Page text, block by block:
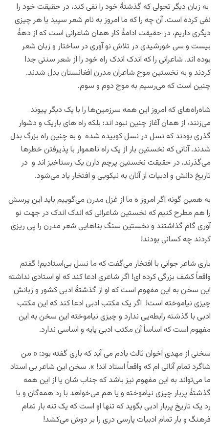
به زبان دیگر تحولی که گذشتۀ خود را نفی کند، در حقیقت خود را
نفی کرده است. آن چه را که ما امروز به نام شعر سپید یا هر چیزی
دیگری داریم، در حقیقت ادامۀ کار همان شاعرانی است که از دهۀ
بیست و سی خورشیدی در تلاش نو آوری در ساختار و زبان شعر
بوده اند. شاعرانی را که اندک اندک راه خود را از شعر سنتی جدا
کردند و به نخستین موج شاعران مدرن افغانستان بدل شدند.
چنین است که می‌رسیم به موج دوم و سوم.
شاه‌راه‌های که امروز این همه سرزمین‌ها را با یک دیگر پیوند
می‌زنند، از همان آغاز چنین نبود اند؛ بلکه راه های باریک و دشوار
گذری بودند که نسل در نسل کوبیده شده و به چنین راه بزرگ بدل
شدند. آنانی که نخستین بار از یک راه ناهموار با پذیرفتن خطرها
می‌گذرند، در حقیقت نخستین پرچم دارن یک رستاخیز اند و در
تاریخ دانش و ادبیات از آنان به نیکویی و افتخار یاد می‌شود.
به همین گونه اگر امروز ه ما از غزل مدرن می‌گوییم باید این پرسش
را هم مطرح کنیم که نخستین شاعرانی که اندک اندک در جهت نو
آوری گام گذاشتند و نخستین سنگ بناهایی شعر مدرن را پی ریزی
کردند چه کسانی بودند!
باری شاعر جوانی با افتخار می‌گفت که ما نسل بی‌استادیم! گفتم
واقعاً کشف بزرگی کرده ای! اگر شاعری ادعا کند که او استادی نداشته
این سخن به این مفهوم است که او از گذشتۀ ادبی کشور و زبانش
چیزی نیاموخته است! اگر یک مکتب ادبی ادعا کند که این مکتب
ادبی با گذشته رابطه‌یی ندارد و چیزی نیاموخته این سخن به این
مفهوم است که اساساً آن مکتب ادبی پایه و اساسی ندارد.
سخنی از مهدی اخوان ثالث یادم می آید که باری گفته بود: « من
شاگرد تمام آنانی ام که واقعاً استاد اند! ». سخن این شاعر بی استاد
ما می‌تواند به این مفهوم نیز باشد که جناب شان یا از این همه
گذشتۀ پربار چیزی نیاموخته و یا هم می‌خواهد با رد همه‌گان و با
رد یک تاریخ پربار ادبی بگوید که تنها او است که یک تنه بار تمام
فرهنگ و بار تمام ادبیات پارسی دری را بر دوش می‌کشد!